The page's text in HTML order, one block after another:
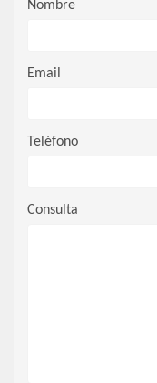
Nombre
Email
Teléfono
Consulta